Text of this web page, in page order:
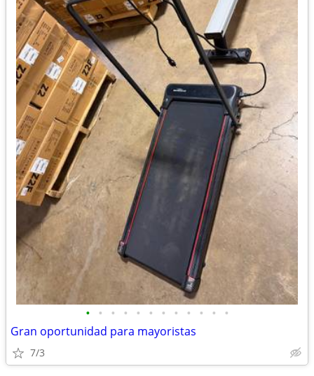
• • • • • • • • • • • •
Gran oportunidad para mayoristas
7/3